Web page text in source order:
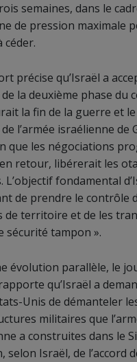
semaines, dans le
de pression maximale
céder.
précise qu’Israël a
la deuxième phase du
la fin de la guerre et
l’armée israélienne de
que les négociations
retour, libérerait les
L’objectif fondamental
de prendre le contrôle
de territoire et de les
sécurité tampon ».
évolution parallèle, le
qu’Israël a
Unis de démanteler
militaires que
a construites dans le
selon Israël, de l’accord